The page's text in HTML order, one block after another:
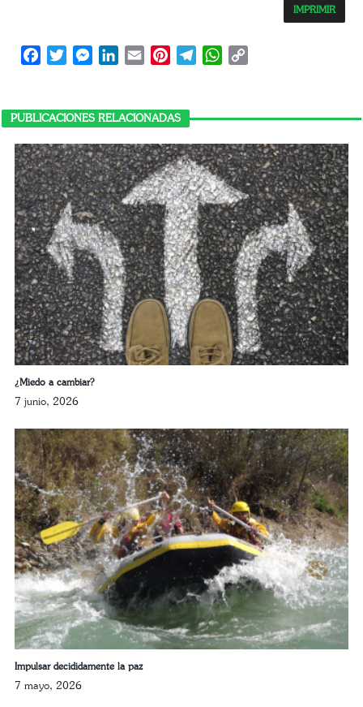
IMPRIMIR
FacebookTwitterMessengerLinkedIn
Email PinterestTelegramWhatsApp
PUBLICACIONES RELACIONADAS
¿Miedo a cambiar?
7 junio, 2026
Impulsar decididamente la paz
7 mayo, 2026